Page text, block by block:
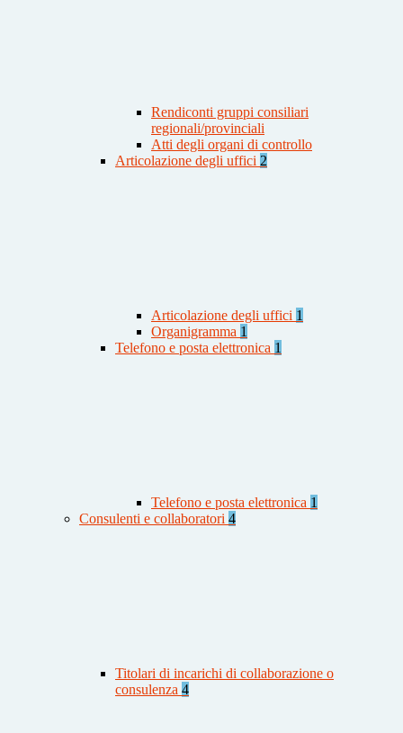
Rendiconti gruppi consiliari
regionali/provinciali
Atti degli organi di controllo
Articolazione degli uffici 2
Articolazione degli uffici 1
Organigramma 1
Telefono e posta elettronica 1
Telefono e posta elettronica 1
Consulenti e collaboratori 4
Titolari di incarichi di collaborazione o
consulenza 4